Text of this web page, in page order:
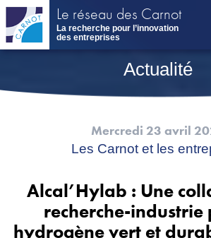
Aller
contenu
principal
Le réseau des Carnot
La recherche pour l’innovation
des entreprises
Actualité
Mercredi 23 avril
Les Carnot et les
Alcal’Hylab : Une
recherche-industrie
hydrogène vert et